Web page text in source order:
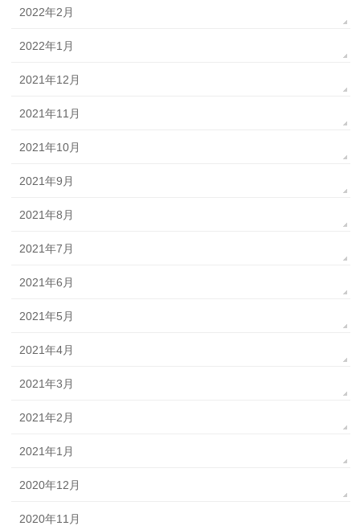
2022年2月
2022年1月
2021年12月
2021年11月
2021年10月
2021年9月
2021年8月
2021年7月
2021年6月
2021年5月
2021年4月
2021年3月
2021年2月
2021年1月
2020年12月
2020年11月